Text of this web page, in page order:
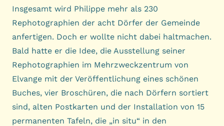
Insgesamt wird Philippe mehr als 230
Rephotographien der acht Dörfer der Gemeinde
anfertigen. Doch er wollte nicht dabei haltmachen.
Bald hatte er die Idee, die Ausstellung seiner
Rephotographien im Mehrzweckzentrum von
Elvange mit der Veröffentlichung eines schönen
Buches, vier Broschüren, die nach Dörfern sortiert
sind, alten Postkarten und der Installation von 15
permanenten Tafeln, die „in situ“ in den